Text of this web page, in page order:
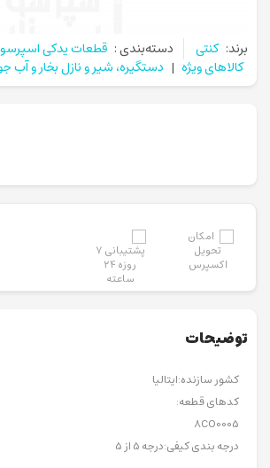
برند: کنتی دسته‌بندی : قطعات یدکی
کالاهای ویژه | دستگیره، شیر و نازل بخار و
توضیحات
کشور سازنده:ایتالیا
کدهای قطعه:
8CO0005
درجه بندی کیفی:درجه 5 از 5